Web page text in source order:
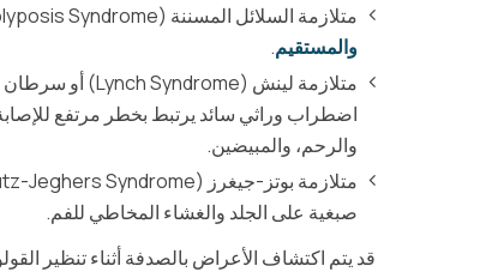
متلازمة السلائل المسننة (Serrated Polyposis Syndrome)، وهي آفة ما قبل سرطانية قد تؤدي إلى
والمستقيم.
اضطراب وراثي سائد يرتبط بخطر مرتفع
والرحم، والمبيضين.
صبغية على الجلد والغشاء المخاطي للفم.
قد يتم اكتشاف الأعراض بالصدفة أثناء تنظير